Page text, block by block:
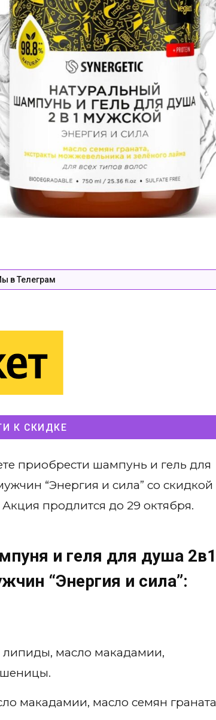
в Телеграм
К СКИДКЕ
приобрести шампунь и гель для
“Энергия и сила” со скидкой
продлится до 29 октября.
и геля для душа 2в1
“Энергия и сила”:
масло макадамии,
макадамии, масло семян граната